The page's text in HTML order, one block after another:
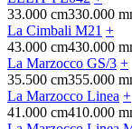
33.000 cm330.000
La Cimbali M21 +
43.000 cm430.000
La Marzocco GS/3 +
35.500 cm355.000
La Marzocco Linea +
41.000 cm410.000